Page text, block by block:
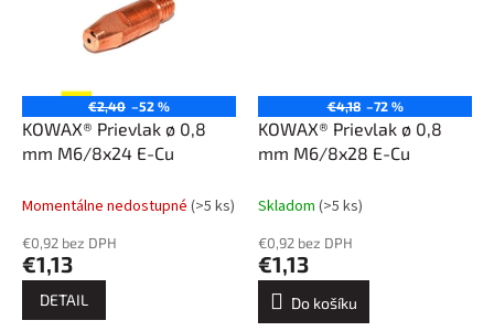
€2,40 –52 %
KOWAX® Prievlak ø 0,8
mm M6/8x24 E-Cu
Momentálne nedostupné (>5 ks)
€0,92 bez DPH
€1,13
DETAIL
€4,18 –72 %
KOWAX® Prievlak ø 0,8
mm M6/8x28 E-Cu
Skladom (>5 ks)
€0,92 bez DPH
€1,13
Do košíku